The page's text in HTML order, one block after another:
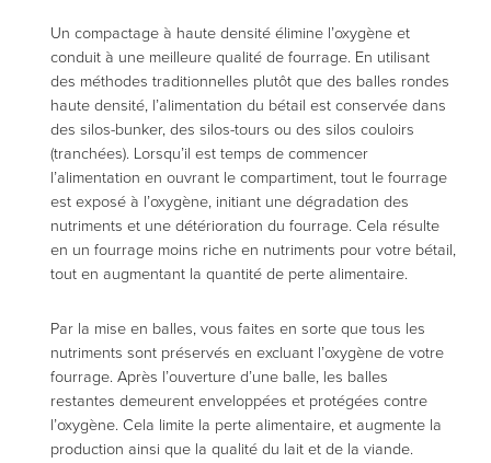
Un compactage à haute densité élimine l’oxygène et
conduit à une meilleure qualité de fourrage. En utilisant
des méthodes traditionnelles plutôt que des balles rondes
haute densité, l’alimentation du bétail est conservée dans
des silos-bunker, des silos-tours ou des silos couloirs
(tranchées). Lorsqu’il est temps de commencer
l’alimentation en ouvrant le compartiment, tout le fourrage
est exposé à l’oxygène, initiant une dégradation des
nutriments et une détérioration du fourrage. Cela résulte
en un fourrage moins riche en nutriments pour votre bétail,
tout en augmentant la quantité de perte alimentaire.
Par la mise en balles, vous faites en sorte que tous les
nutriments sont préservés en excluant l’oxygène de votre
fourrage. Après l’ouverture d’une balle, les balles
restantes demeurent enveloppées et protégées contre
l’oxygène. Cela limite la perte alimentaire, et augmente la
production ainsi que la qualité du lait et de la viande.
visite. Si vous
refusez ces
cookies,
certaines
fonctionnalités
disparaîtront
du site.
Marketing
En partageant
votre
comportement
lors de votre
visite sur
notre site,
vous